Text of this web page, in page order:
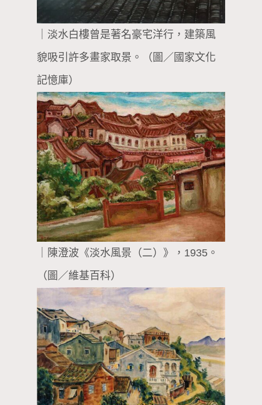
｜淡水白樓曾是著名豪宅洋行，建築風
貌吸引許多畫家取景。（圖／國家文化
記憶庫）
｜陳澄波《淡水風景（二）》，1935。
（圖／維基百科）